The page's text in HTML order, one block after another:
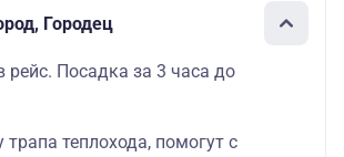
Городец
рейс. Посадка за 3 часа до
трапа теплохода, помогут с